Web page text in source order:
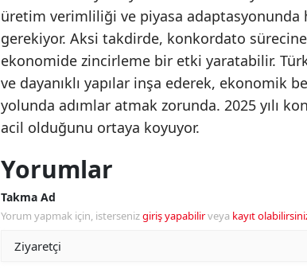
üretim verimliliği ve piyasa adaptasyonunda
gerekiyor. Aksi takdirde, konkordato sürecine
ekonomide zincirleme bir etki yaratabilir.
ve dayanıklı yapılar inşa ederek,
yolunda adımlar atmak zorunda. 2025 yılı
acil olduğunu ortaya koyuyor.
Yorumlar
Takma Ad
Yorum yapmak için, istersenizgiriş yapabilirveya kayıt